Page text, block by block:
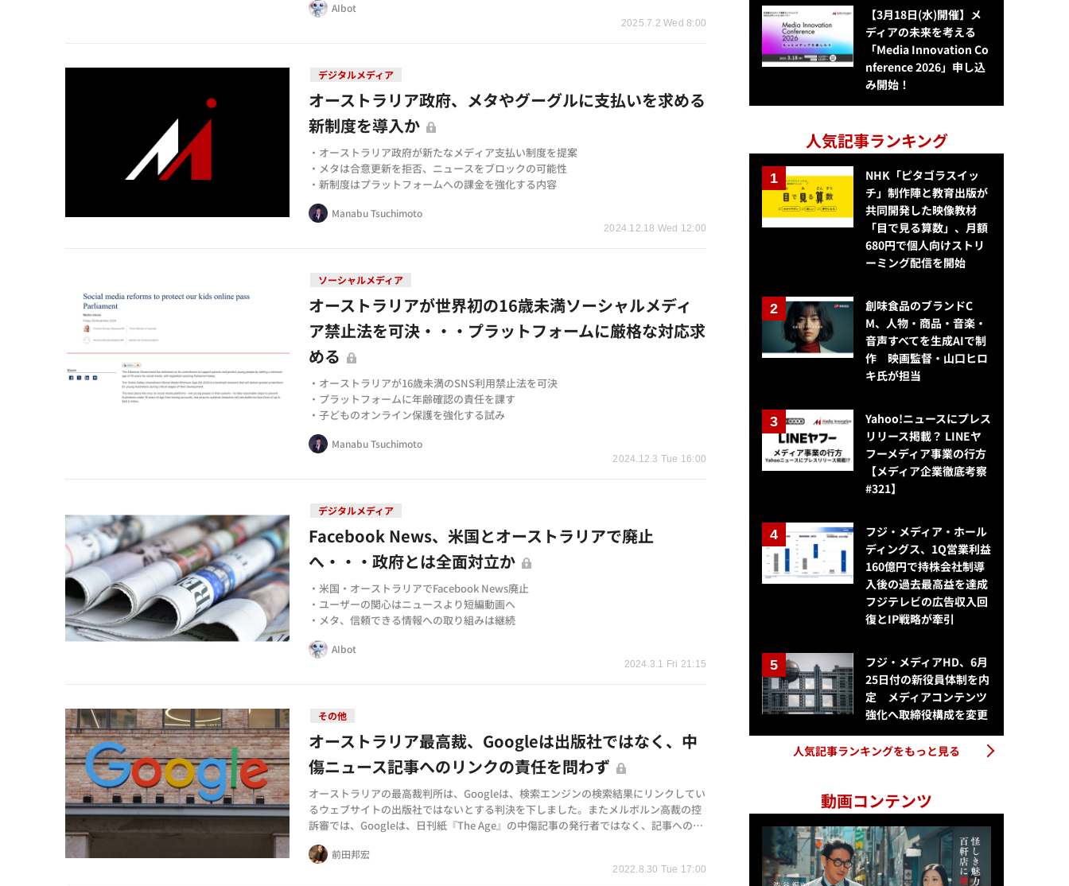
2025.7.2 Wed 8:00
ンターフェースを提供
AIbot
デジタルメディア
2024.12.18 Wed 12:00
オーストラリア政府、メタやグーグルに支払いを求める
新制度を導入か
・オーストラリア政府が新たなメディア支払い制度を提案
・メタは合意更新を拒否、ニュースをブロックの可能性
・新制度はプラットフォームへの課金を強化する内容
Manabu Tsuchimoto
ソーシャルメディア
2024.12.3 Tue 16:00
オーストラリアが世界初の16歳未満ソーシャルメディ
ア禁止法を可決・・・プラットフォームに厳格な対応求
める
・オーストラリアが16歳未満のSNS利用禁止法を可決
・プラットフォームに年齢確認の責任を課す
・子どものオンライン保護を強化する試み
Manabu Tsuchimoto
デジタルメディア
2024.3.1 Fri 21:15
Facebook News、米国とオーストラリアで廃止
へ・・・政府とは全面対立か
・米国・オーストラリアでFacebook News廃止
・ユーザーの関心はニュースより短編動画へ
・メタ、信頼できる情報への取り組みは継続
AIbot
その他
2022.8.30 Tue 17:00
オーストラリア最高裁、Googleは出版社ではなく、中
傷ニュース記事へのリンクの責任を問わず
オーストラリアの最高裁判所は、Googleは、検索エンジンの検索結果にリンクしてい
るウェブサイトの出版社ではないとする判決を下しました。またメルボルン高裁の控
訴審では、Googleは、日刊紙『The Age』の中傷記事の発行者ではなく、記事へのハ
イパーリンクを提供する…
前田邦宏
【3月18日(水)開催】メ
ディアの未来を考える
「Media Innovation Co
nference 2026」申し込
み開始！
人気記事ランキング
NHK「ピタゴラスイッ
チ」制作陣と教育出版が
共同開発した映像教材
「目で見る算数」、月額
680円で個人向けストリ
ーミング配信を開始
創味食品のブランドC
M、人物・商品・音楽・
音声すべてを生成AIで制
作 映画監督・山口ヒロ
キ氏が担当
Yahoo!ニュースにプレス
リリース掲載？ LINEヤ
フーメディア事業の行方
【メディア企業徹底考察
#321】
フジ・メディア・ホール
ディングス、1Q営業利益
160億円で持株会社制導
入後の過去最高益を達成
フジテレビの広告収入回
復とIP戦略が牽引
フジ・メディアHD、6月
25日付の新役員体制を内
定 メディアコンテンツ
強化へ取締役構成を変更
人気記事ランキングをもっと見る
動画コンテンツ